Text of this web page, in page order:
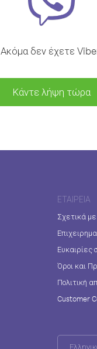
Ακόμα δεν έχετε
Κάντε λήψη τώρα
ΕΤΑΙΡΕΊΑ
Σχετικά
Ευκαιρίες
Όροι και
Πολιτική
Customer